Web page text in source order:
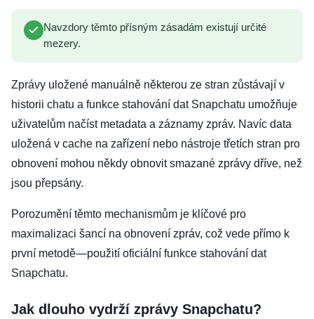
Navzdory těmto přísným zásadám existují určité
mezery.
Zprávy uložené manuálně některou ze stran zůstávají v
historii chatu a funkce stahování dat Snapchatu umožňuje
uživatelům načíst metadata a záznamy zpráv. Navíc data
uložená v cache na zařízení nebo nástroje třetích stran pro
obnovení mohou někdy obnovit smazané zprávy dříve, než
jsou přepsány.
Porozumění těmto mechanismům je klíčové pro
maximalizaci šancí na obnovení zpráv, což vede přímo k
první metodě—použití oficiální funkce stahování dat
Snapchatu.
Jak dlouho vydrží zprávy Snapchatu?